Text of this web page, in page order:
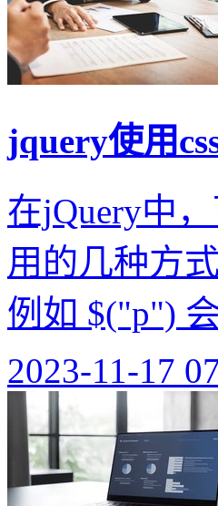
jquery使用
在jQuery中
用的几种方
例如 $("p")
2023-11-17